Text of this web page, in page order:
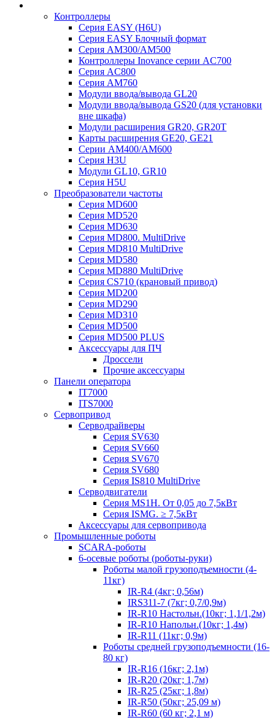
Контроллеры
Серия EASY (H6U)
Серия EASY Блочный формат
Серия AM300/AM500
Контроллеры Inovance серии AC700
Серия AC800
Серия AM760
Модули ввода/вывода GL20
Модули ввода/вывода GS20 (для установки
вне шкафа)
Модули расширения GR20, GR20T
Карты расширения GE20, GE21
Серии AM400/AM600
Серия H3U
Модули GL10, GR10
Серия H5U
Преобразователи частоты
Серия MD600
Серия MD520
Серия MD630
Серия MD800. MultiDrive
Серия MD810 MultiDrive
Серия MD580
Серия MD880 MultiDrive
Серия CS710 (крановый привод)
Серия MD200
Серия MD290
Серия MD310
Серия MD500
Серия MD500 PLUS
Аксессуары для ПЧ
Дроссели
Прочие аксессуары
Панели оператора
IT7000
ITS7000
Сервопривод
Серводрайверы
Серия SV630
Серия SV660
Серия SV670
Серия SV680
Серия IS810 MultiDrive
Серводвигатели
Серия MS1H. От 0,05 до 7,5кВт
Серия ISMG. ≥ 7,5кВт
Аксессуары для сервопривода
Промышленные роботы
SCARA-роботы
6-осевые роботы (роботы-руки)
Роботы малой грузоподъемности (4-
11кг)
IR-R4 (4кг; 0,56м)
IRS311-7 (7кг; 0,7/0,9м)
IR-R10 Настольн.(10кг; 1,1/1,2м)
IR-R10 Напольн.(10кг; 1,4м)
IR-R11 (11кг; 0,9м)
Роботы средней грузоподъемности (16-
80 кг)
IR-R16 (16кг; 2,1м)
IR-R20 (20кг; 1,7м)
IR-R25 (25кг; 1,8м)
IR-R50 (50кг; 25,09 м)
IR-R60 (60 кг; 2,1 м)